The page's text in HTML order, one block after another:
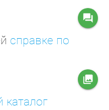
question_answer
справке по
collections
каталог